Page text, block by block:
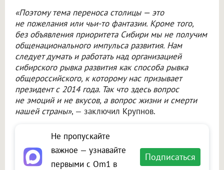
«Поэтому тема переноса столицы — это
не пожелания или чьи-то фантазии. Кроме того,
без объявления приоритета Сибири мы не получим
общенационального импульса развития. Нам
следует думать и работать над организацией
сибирского рывка развития как способа рывка
общероссийского, к которому нас призывает
президент с 2014 года. Так что здесь вопрос
не эмоций и не вкусов, а вопрос жизни и смерти
нашей страны», — заключил Крупнов.
Не пропускайте
важное — узнавайте
первыми с Om1 в
Подписаться